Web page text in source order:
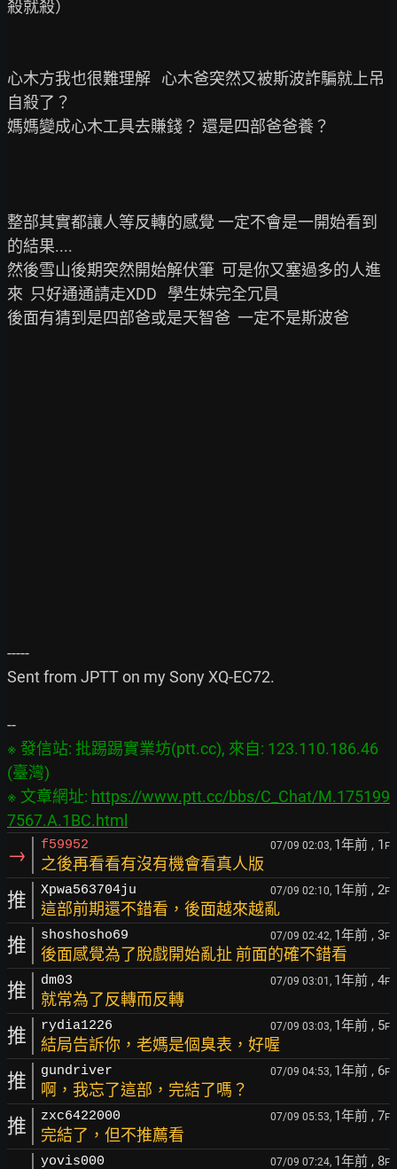
殺就殺）
心木方我也很難理解   心木爸突然又被斯波詐騙就上吊
自殺了？
媽媽變成心木工具去賺錢？ 還是四部爸爸養？
整部其實都讓人等反轉的感覺 一定不會是一開始看到
的結果....
然後雪山後期突然開始解伏筆  可是你又塞過多的人進
來  只好通通請走XDD   學生妹完全冗員
後面有猜到是四部爸或是天智爸  一定不是斯波爸
-----
Sent from JPTT on my Sony XQ-EC72.
※ 發信站: 批踢踢實業坊(ptt.cc), 來自: 123.110.186.46
(臺灣)
※ 文章網址: https://www.ptt.cc/bbs/C_Chat/M.175199
7567.A.1BC.html
→ f59952 07/09 02:03, 1年前 , 1 F
之後再看看有沒有機會看真人版
推 Xpwa563704ju 07/09 02:10, 1年前 , 2F
這部前期還不錯看，後面越來越亂
推 shoshosho69 07/09 02:42, 1年前 , 3F
後面感覺為了脫戲開始亂扯 前面的確不錯看
推 dm03 07/09 03:01, 1年前 , 4F
就常為了反轉而反轉
推 rydia1226 07/09 03:03, 1年前 , 5F
結局告訴你，老媽是個臭表，好喔
推 gundriver 07/09 04:53, 1年前 , 6F
啊，我忘了這部，完結了嗎？
推 zxc6422000 07/09 05:53, 1年前 , 7F
完結了，但不推薦看
yovis000 07/09 07:24, 1年前 , 8F